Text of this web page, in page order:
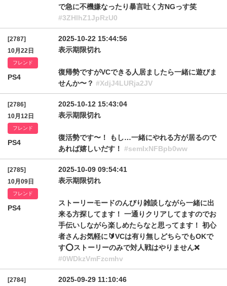
で急に不機嫌なったり暴言吐く方NGっす笑
#3ZHlhZ1JpRzU0
[2787]
10月22日
フレンド
PS4
2025-10-22 15:44:56
表示期限切れ
復帰勢ですがVCできる人居ましたら一緒に遊びま
せんか〜？ #XdjJ4LURja2JV
[2786]
10月12日
フレンド
PS4
2025-10-12 15:43:04
表示期限切れ
復活勢です〜！ もし…一緒にやれる方が居るので
あれば嬉しいだす！ #semIxNFBpb0ww
[2785]
10月09日
フレンド
PS4
2025-10-09 09:54:41
表示期限切れ
ストーリーモードのんびり雑談しながら一緒に出
来る方探してます！ 一通りクリアしてますのでお
手伝いしながら楽しめたらなと思ってます！ 初心
者さんお気軽に🔰VCは有り無しどちらでもOKで
す️⭕️ストーリーのみで対人戦はやりません❌
#0WDkzVmFzcmhv
[2784]
2025-09-29 11:10:46